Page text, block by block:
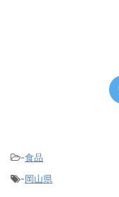
-食品
-岡山県